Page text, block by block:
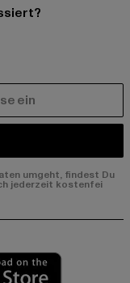
umgeht, findest Du
jederzeit kostenfei